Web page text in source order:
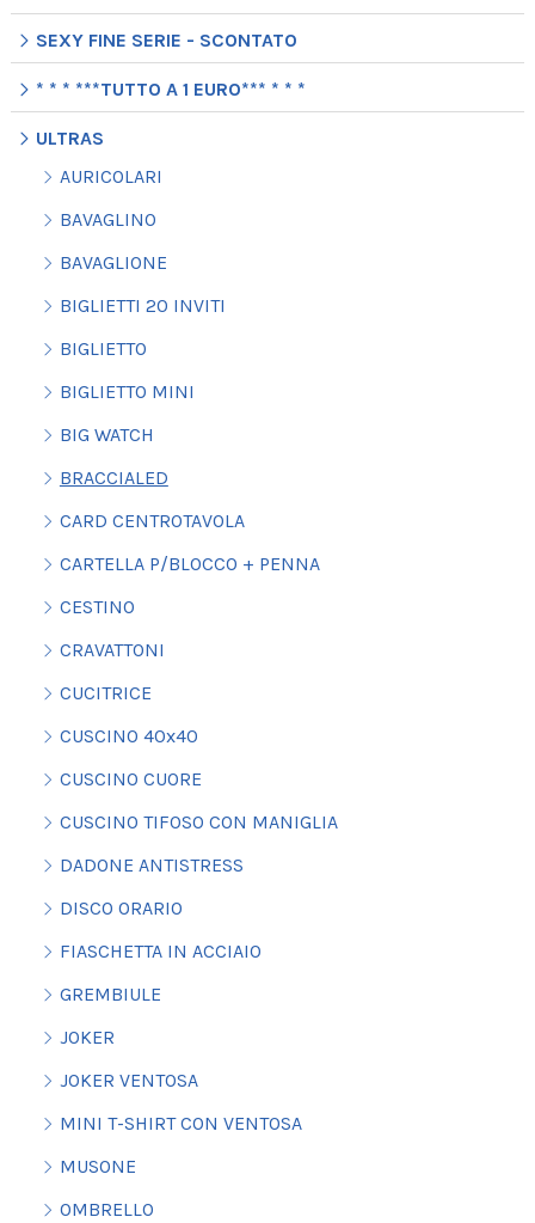
SEXY FINE SERIE - SCONTATO
* * * ***TUTTO A 1 EURO*** * * *
ULTRAS
AURICOLARI
BAVAGLINO
BAVAGLIONE
BIGLIETTI 20 INVITI
BIGLIETTO
BIGLIETTO MINI
BIG WATCH
BRACCIALED
CARD CENTROTAVOLA
CARTELLA P/BLOCCO + PENNA
CESTINO
CRAVATTONI
CUCITRICE
CUSCINO 40x40
CUSCINO CUORE
CUSCINO TIFOSO CON MANIGLIA
DADONE ANTISTRESS
DISCO ORARIO
FIASCHETTA IN ACCIAIO
GREMBIULE
JOKER
JOKER VENTOSA
MINI T-SHIRT CON VENTOSA
MUSONE
OMBRELLO